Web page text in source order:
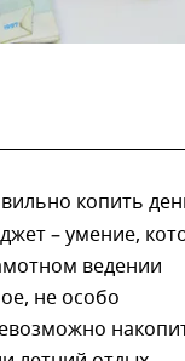
копить
– умение,
ведении
не особо